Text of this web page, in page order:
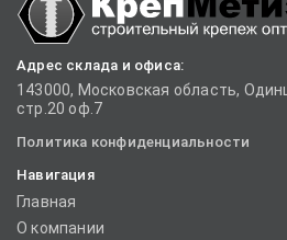
Адрес склада и офиса:
143000, Московская область,
стр.20 оф.7
Политика конфиденциальности
Навигация
Главная
О компании